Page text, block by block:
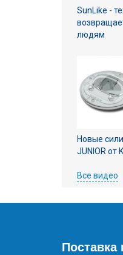
SunLike -
людям
Новые
JUNIOR от
Все видео
Поставка